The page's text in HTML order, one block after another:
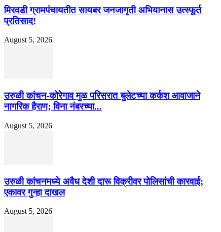
मिरवडी ग्रामपंचायतीत सायबर जनजागृती अभियानास उत्स्फूर्त
प्रतिसाद!
August 5, 2026
उरुळी कांचन-कोरेगाव मुळ परिसरात बुलेटच्या कर्कश आवाजाने
नागरिक हैराण; विना नंबरच्या...
August 5, 2026
उरुळी कांचनमध्ये अवैध देशी दारू विक्रीवर पोलिसांची कारवाई;
एकावर गुन्हा दाखल
August 5, 2026